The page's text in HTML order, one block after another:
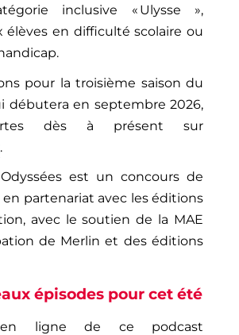
inclusive « Ulysse »,
élèves en difficulté scolaire ou
pour la troisième saison du
débutera en septembre 2026,
dès à présent sur
.
Odyssées est un concours de
en partenariat avec les éditions
avec le soutien de la MAE
de Merlin et des éditions
épisodes pour cet été
ligne de ce podcast